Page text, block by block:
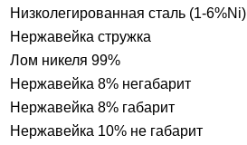
Низколегированная сталь (1-6%Ni)
Нержавейка стружка
Лом никеля 99%
Нержавейка 8% негабарит
Нержавейка 8% габарит
Нержавейка 10% не габарит